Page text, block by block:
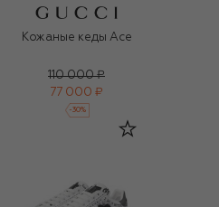
Кожаные кеды Ace
110 000 ₽
77 000 ₽
-30%